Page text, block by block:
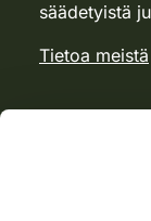
säädetyistä
Tietoa meistä